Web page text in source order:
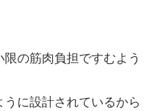
の筋肉負担ですむよう
に設計されているから